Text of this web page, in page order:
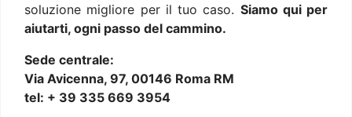
soluzione migliore per il tuo caso. Siamo qui per
aiutarti, ogni passo del cammino.
Sede centrale:
Via Avicenna, 97, 00146 Roma RM
tel: + 39 335 669 3954